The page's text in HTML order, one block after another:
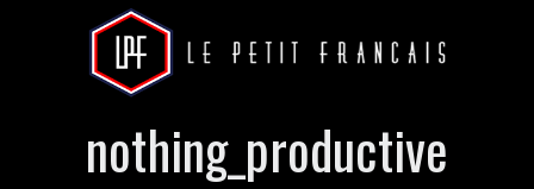
nothing_productive